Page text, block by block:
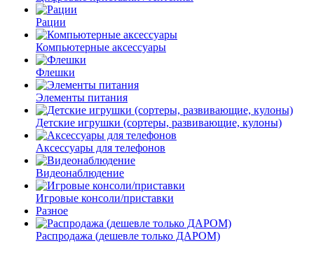
Рации
Компьютерные аксессуары
Флешки
Элементы питания
Детские игрушки (сортеры, развивающие, кулоны)
Аксессуары для телефонов
Видеонаблюдение
Игровые консоли/приставки
Разное
Распродажа (дешевле только ДАРОМ)